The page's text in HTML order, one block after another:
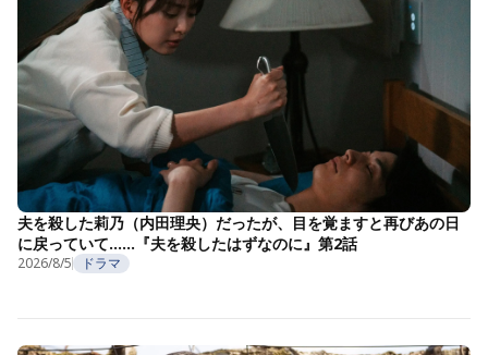
夫を殺した莉乃（内田理央）だったが、目を覚ますと再びあの日
に戻っていて……『夫を殺したはずなのに』第2話
2026/8/5 ドラマ